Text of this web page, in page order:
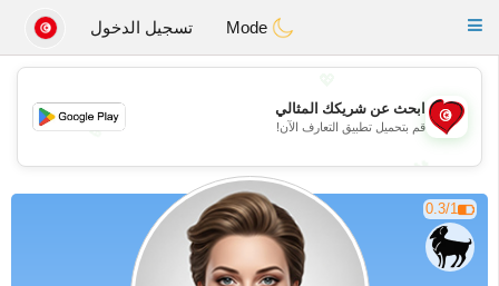
Tunisia Dating
Toggle
تسجيل الدخول
💖
💕
💕
ابحث عن شريكك المثالي
قم بتحميل تطبيق التعارف الآن!
0.3/1